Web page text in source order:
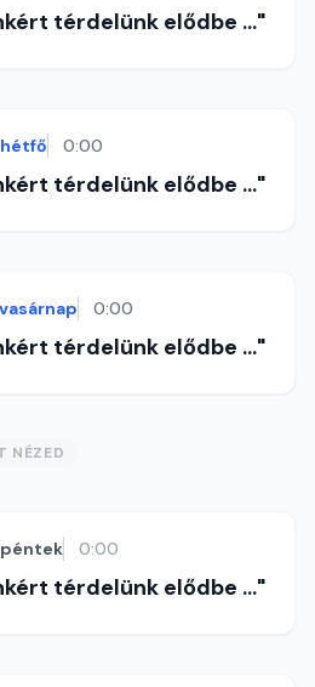
térdelünk elődbe ..."
hétfő 0:00
térdelünk elődbe ..."
vasárnap 0:00
térdelünk elődbe ..."
NÉZED
péntek 0:00
térdelünk elődbe ..."